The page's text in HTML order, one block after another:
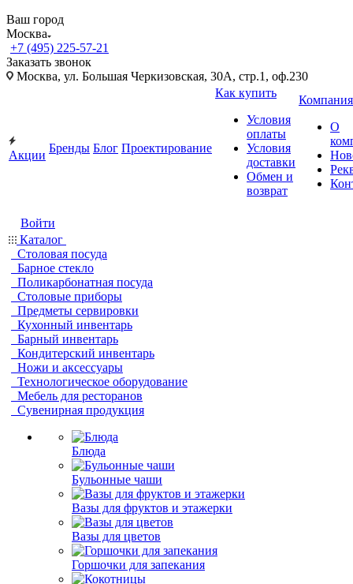
Ваш город
Москва
+7 (495) 225-57-21
Заказать звонок
Москва, ул. Большая Черкизовская, 30А, стр.1, оф.230
Акции
Бренды Блог Проектирование
Как купить
Условия
оплаты
Условия
доставки
Обмен и
возврат
Компания
О
Войти
Каталог
Столовая посуда
Барное стекло
Поликарбонатная посуда
Столовые приборы
Предметы сервировки
Кухонный инвентарь
Барный инвентарь
Кондитерский инвентарь
Ножи и аксессуары
Технологическое оборудование
Мебель для ресторанов
Сувенирная продукция
Блюда
Бульонные чаши
Вазы для фруктов и этажерки
Вазы для цветов
Горшочки для запекания